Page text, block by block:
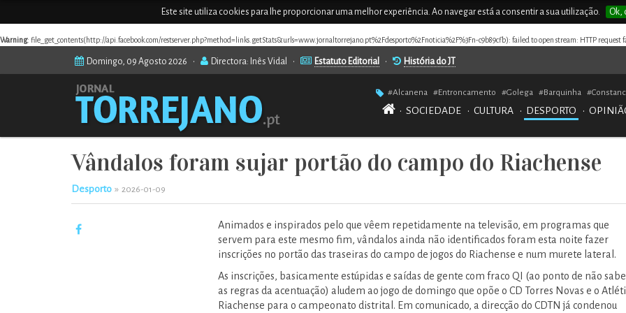
Este site utiliza cookies para lhe proporcionar uma melhor experiência. Ao navegar está a consentir a sua utilização. Ok,
Warning: file_get_contents(http://api.facebook.com/restserver.php?method=links.getStats&urls=www.jornaltorrejano.pt%2Fdesporto%2Fnoticia%2F%3Fn-c9b89cfb): failed to open stream: HTTP request
Domingo, 09 Agosto 2026 • Directora: Inês Vidal • Estatuto Editorial • História do JT
#Alcanena #Entroncamento #Golega #Barquinha
• SOCIEDADE • CULTURA • DESPORTO •
Vândalos foram sujar portão do campo do Riachense
Desporto » 2026-01-09
Animados e inspirados pelo que vêem repetidamente na televisão, em programas que
servem para este mesmo fim, vândalos ainda não identificados foram esta noite fazer
inscrições no portão das traseiras do campo de jogos do Riachense e num murete lateral.
As inscrições, basicamente estúpidas e saídas de gente com fraco QI (ao ponto de não
as regras da acentuação) aludem ao jogo de domingo que opõe o CD Torres Novas e o
Riachense para o campeonato distrital. Em comunicado, a direcção do CDTN já condenou